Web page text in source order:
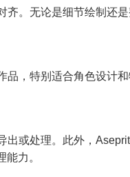
齐。无论是细节绘制还
品，特别适合角色设计和
出或处理。此外，
力。